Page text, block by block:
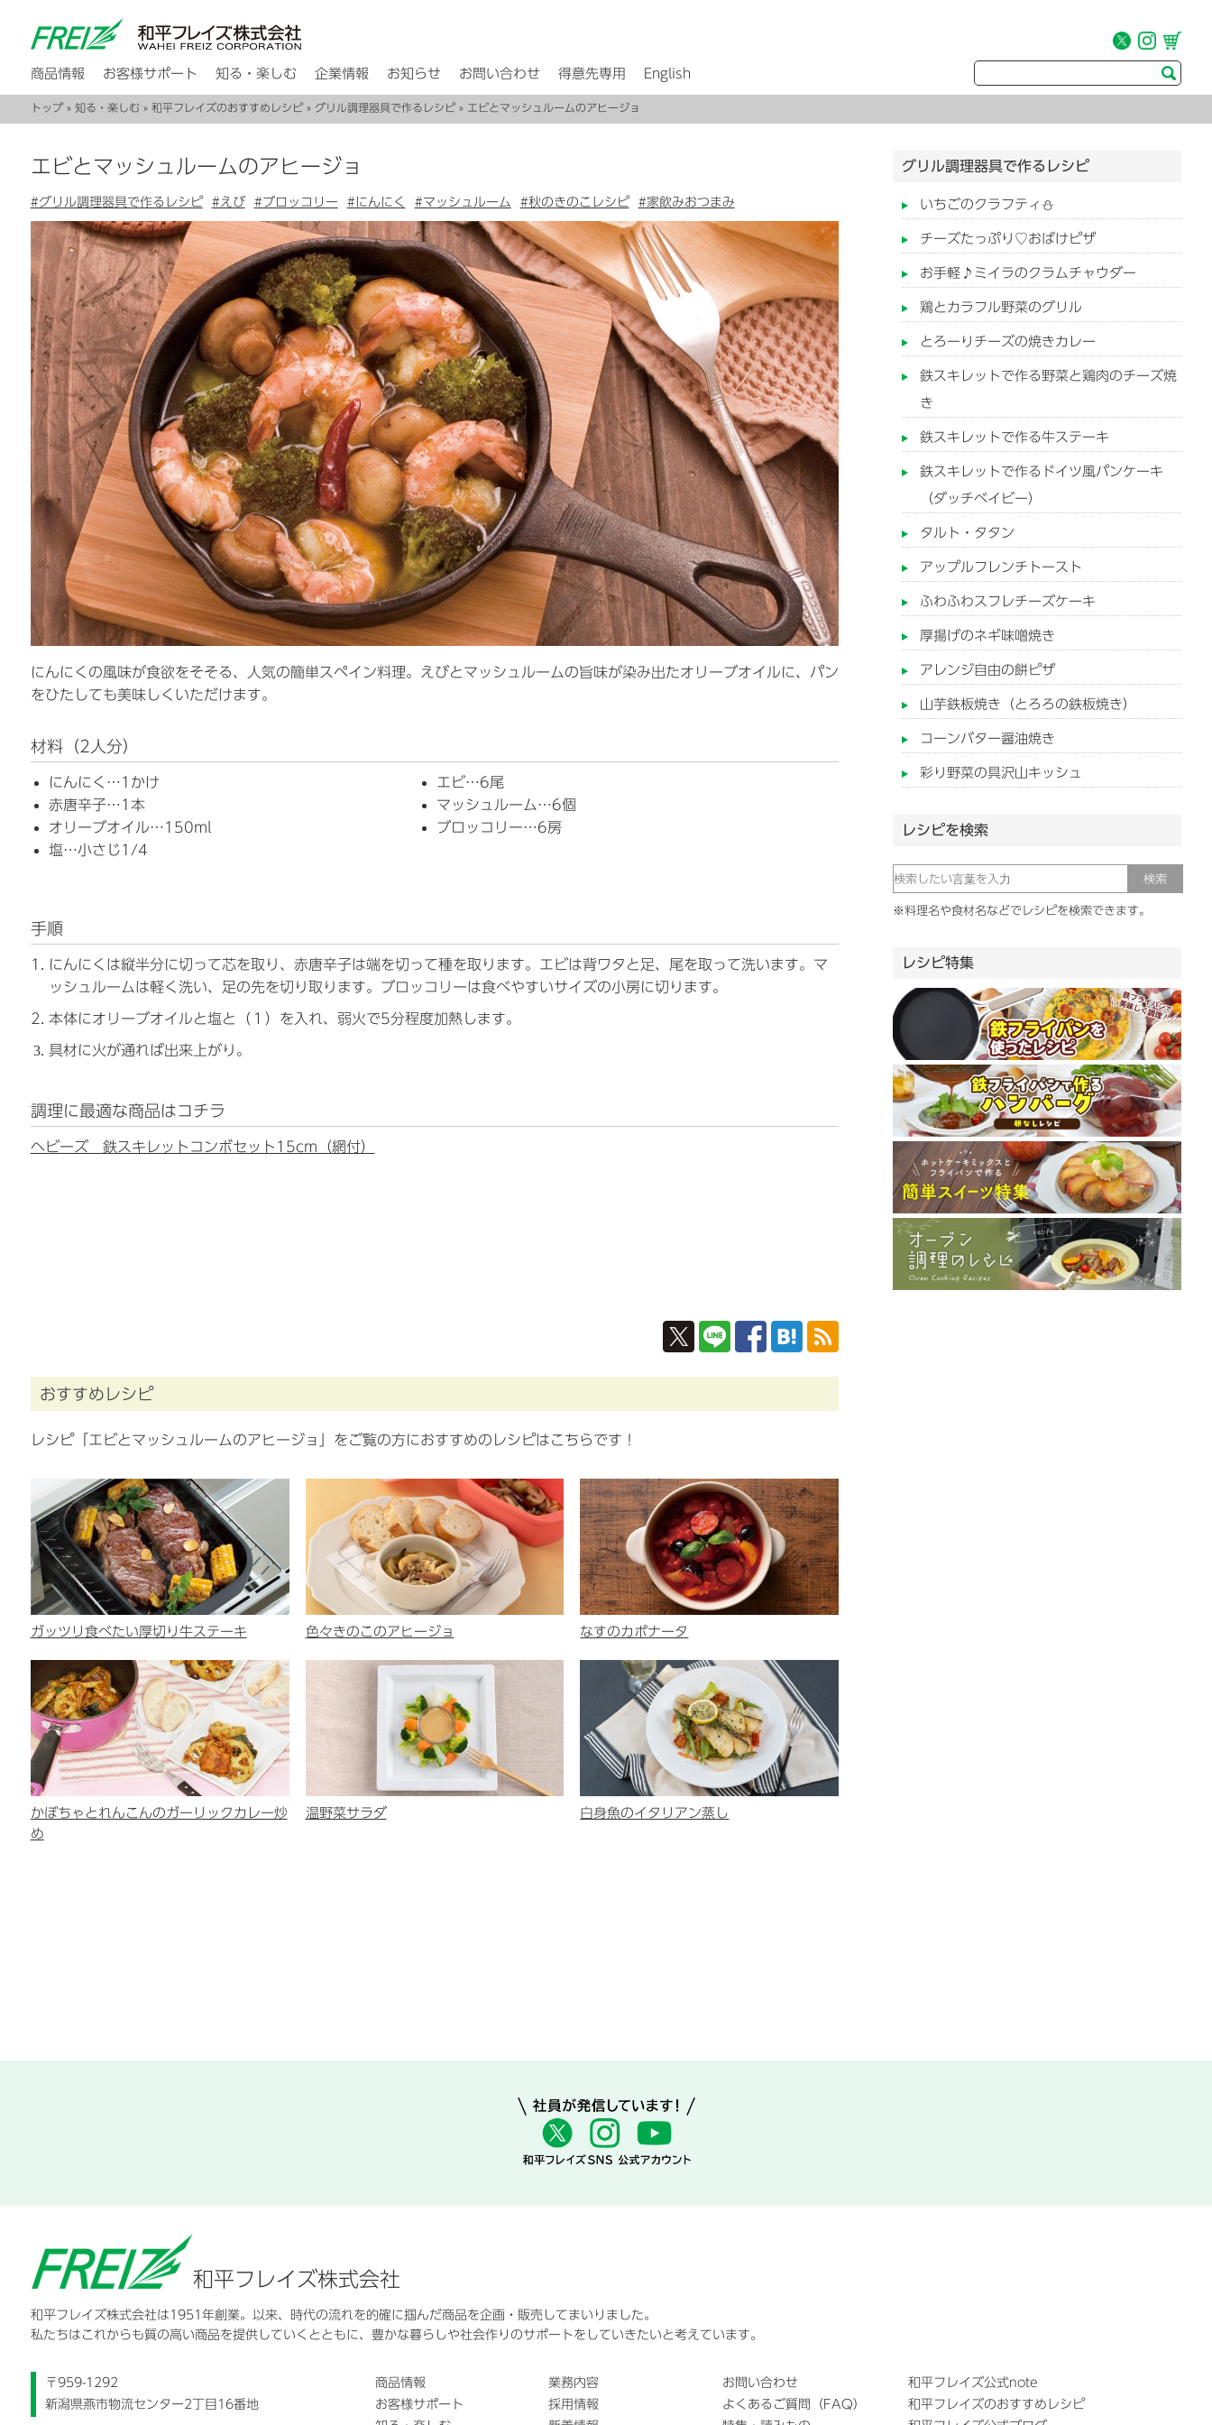
商品情報 お客様サポート 知る・楽しむ 企業情報 お知らせ お問い合わせ 得意先専用 English
トップ» 知る・楽しむ» 和平フレイズのおすすめレシピ» グリル調理器具で作るレシピ» エビとマッシュルームのアヒージョ
エビとマッシュルームのアヒージョ
#グリル調理器具で作るレシピ #えび #ブロッコリー #にんにく #マッシュルーム #秋のきのこレシピ #家飲みおつまみ
にんにくの風味が食欲をそそる、人気の簡単スペイン料理。えびとマッシュルームの旨味が染み出たオリーブオイルに、パン
をひたしても美味しくいただけます。
材料（2人分）
にんにく…1かけ
赤唐辛子…1本
オリーブオイル…150ml
塩…小さじ1/4
エビ…6尾
マッシュルーム…6個
ブロッコリー…6房
手順
にんにくは縦半分に切って芯を取り、赤唐辛子は端を切って種を取ります。エビは背ワタと足、尾を取って洗います。マ
ッシュルームは軽く洗い、足の先を切り取ります。ブロッコリーは食べやすいサイズの小房に切ります。
本体にオリーブオイルと塩と（１）を入れ、弱火で5分程度加熱します。
具材に火が通れば出来上がり。
調理に最適な商品はコチラ
ヘビーズ 鉄スキレットコンボセット15cm（網付）
おすすめレシピ
レシピ「エビとマッシュルームのアヒージョ」をご覧の方におすすめのレシピはこちらです！
ガッツリ食べたい厚切り牛ステーキ ⾊々きのこのアヒージョ なすのカポナータ
かぼちゃとれんこんのガーリックカレー炒
め
温野菜サラダ 白身魚のイタリアン蒸し
グリル調理器具で作るレシピ
いちごのクラフティ⛄
チーズたっぷり♡おばけピザ
お手軽♪ミイラのクラムチャウダー
鶏とカラフル野菜のグリル
とろーりチーズの焼きカレー
鉄スキレットで作る野菜と鶏肉のチーズ焼
き
鉄スキレットで作る牛ステーキ
鉄スキレットで作るドイツ風パンケーキ
（ダッチベイビー）
タルト・タタン
アップルフレンチトースト
ふわふわスフレチーズケーキ
厚揚げのネギ味噌焼き
アレンジ自由の餅ピザ
山芋鉄板焼き（とろろの鉄板焼き）
コーンバター醤油焼き
彩り野菜の具沢山キッシュ
レシピを検索
※料理名や食材名などでレシピを検索できます。
レシピ特集
和平フレイズ株式会社
和平フレイズ株式会社は1951年創業。以来、時代の流れを的確に掴んだ商品を企画・販売してまいりました。
私たちはこれからも質の高い商品を提供していくとともに、豊かな暮らしや社会作りのサポートをしていきたいと考えています。
〒959-1292
新潟県燕市物流センター2丁目16番地
商品情報
お客様サポート
業務内容
採用情報
お問い合わせ
よくあるご質問（FAQ）
和平フレイズ公式note
和平フレイズのおすすめレシピ